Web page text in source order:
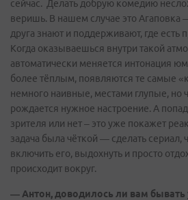
сейчас. Делать добрую комедию
веришь. В нашем случае это Агаповка
друга знают и поддерживают, где есть
Когда оказываешься внутри такой
автоматически меняется интонация
более тёплым, появляются те самые
немного наивные, местами глупые, но
рождается нужное настроение. А
зрителя или нет – это уже покажет
задача была чёткой — сделать сериал,
включить его, выдохнуть и просто
происходит вокруг.
— Антон, доводилось ли вам бывать